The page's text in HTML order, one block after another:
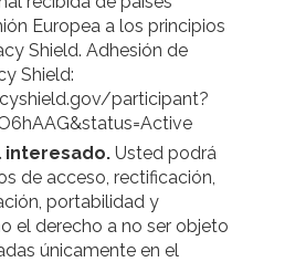
Europea a los principios
Shield. Adhesión de
Shield:
participant?
interesado.Usted podrá
de acceso, rectificación,
portabilidad y
el derecho a no ser objeto
únicamente en el